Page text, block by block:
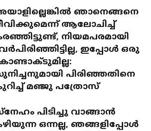
ഞാനെങ്ങനെ
ആലോചിച്ച്
നിയമപരമായി
ഇപ്പോൾ ഒരു
പിരിഞ്ഞതിനെ
മഞ്ജു പത്രോസ്
പിടിച്ചു വാങ്ങാൻ
ഒന്നല്ല, ഞങ്ങളിപ്പോൾ